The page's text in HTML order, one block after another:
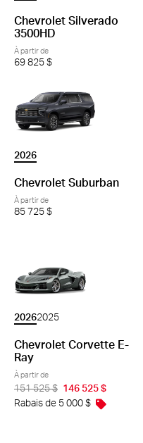
Chevrolet Silverado
3500HD
À partir de
69 825 $
2026
Chevrolet Suburban
À partir de
85 725 $
20262025
Chevrolet Corvette E-
Ray
À partir de
151 525 $ 146 525 $
Rabais de 5 000 $